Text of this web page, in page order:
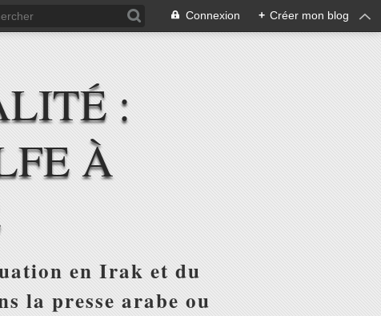
Connexion + Créer mon blog
:
À
en Irak et du
la presse arabe ou